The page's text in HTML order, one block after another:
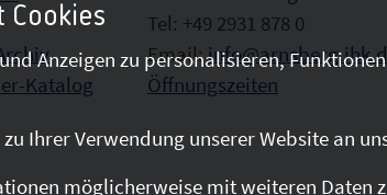
Katalog
Tel: +49 2931 878 0
Email:
Öffnungszeiten
Cookies
Anzeigen zu personalisieren,
Ihrer Verwendung unserer Website an
möglicherweise mit weiteren